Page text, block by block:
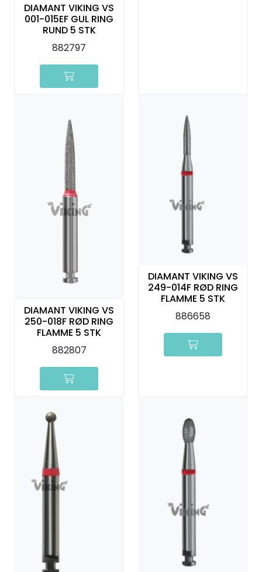
DIAMANT VIKING VS
001-015EF GUL RING
RUND 5 STK
882797
DIAMANT VIKING VS
250-018F RØD RING
FLAMME 5 STK
882807
DIAMANT VIKING VS
249-014F RØD RING
FLAMME 5 STK
886658